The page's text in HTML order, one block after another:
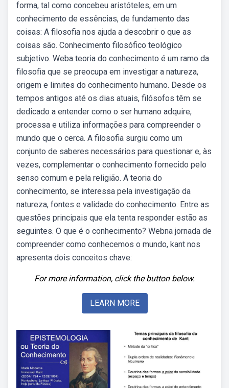
forma, tal como concebeu aristóteles, em um
conhecimento de essências, de fundamento das
coisas: A filosofia nos ajuda a descobrir o que as
coisas são. Conhecimento filosófico teológico
subjetivo. Weba teoria do conhecimento é um ramo da
filosofia que se preocupa em investigar a natureza,
origem e limites do conhecimento humano. Desde os
tempos antigos até os dias atuais, filósofos têm se
dedicado a entender como o ser humano adquire,
processa e utiliza informações para compreender o
mundo que o cerca. A filosofia surgiu como um
conjunto de saberes necessários para questionar e, às
vezes, complementar o conhecimento fornecido pelo
senso comum e pela religião. A teoria do
conhecimento, se interessa pela investigação da
natureza, fontes e validade do conhecimento. Entre as
questões principais que ela tenta responder estão as
seguintes. O que é o conhecimento? Webna jornada de
compreender como conhecemos o mundo, kant nos
apresenta dois conceitos chave:
For more information, click the button below.
LEARN MORE